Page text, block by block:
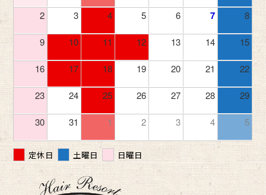
2 3 4 5 6 7 8
9 10 11 12 13 14 15
16 17 18 19 20 21 22
23 24 25 26 27 28 29
30 31 1 2 3 4 5
定休日 土曜日 日曜日